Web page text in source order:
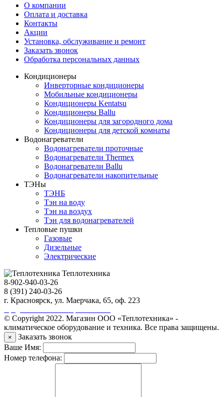
О компании
Оплата и доставка
Контакты
Акции
Установка, обслуживание и ремонт
Заказать звонок
Обработка персональных данных
Кондиционеры
Инверторные кондиционеры
Мобильные кондиционеры
Кондиционеры Kentatsu
Кондиционеры Ballu
Кондиционеры для загородного дома
Кондиционеры для детской комнаты
Водонагреватели
Водонагреватели проточные
Водонагреватели Thermex
Водонагреватели Ballu
Водонагреватели накопительные
ТЭНы
ТЭНБ
Тэн на воду
Тэн на воздух
Тэн для водонагревателей
Тепловые пушки
Газовые
Дизельные
Электрические
Теплотехника
8-902-940-03-26
8 (391) 240-03-26
г. Красноярск, ул. Маерчака, 65, оф. 223
© Copyright 2022. Магазин ООО «Теплотехника» -
климатическое оборудование и техника. Все права защищены.
×
Заказать звонок
Ваше Имя:
Номер телефона: